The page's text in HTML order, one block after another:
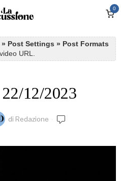
0
Post Settings » Post Formats
URL.
12/2023
di Redazione